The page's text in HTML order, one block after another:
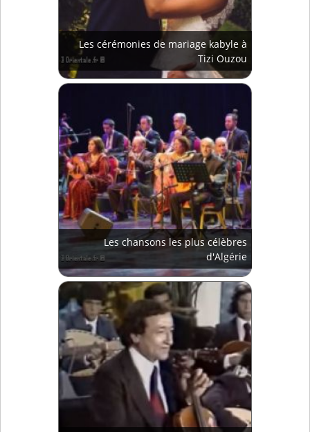
Les cérémonies de mariage kabyle à
Tizi Ouzou
Les chansons les plus célèbres
d'Algérie